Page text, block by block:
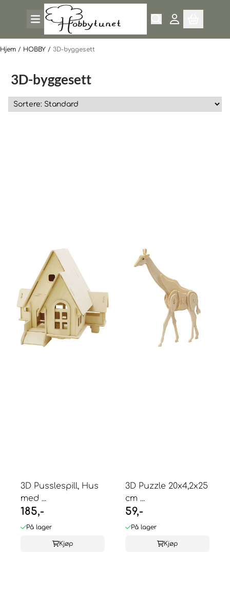
Hopp til innhold
Hjem / HOBBY / 3D-byggesett
3D-byggesett
3D Pusslespill, Hus
med ...
185,-
På lager
Kjøp
3D Puzzle 20x4,2x25
cm ...
59,-
På lager
Kjøp